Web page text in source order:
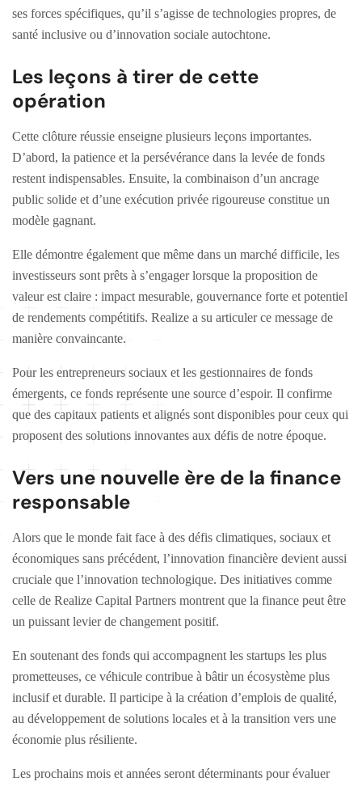
ses forces spécifiques, qu’il s’agisse de technologies propres, de
santé inclusive ou d’innovation sociale autochtone.
Les leçons à tirer de cette
opération
Cette clôture réussie enseigne plusieurs leçons importantes.
D’abord, la patience et la persévérance dans la levée de fonds
restent indispensables. Ensuite, la combinaison d’un ancrage
public solide et d’une exécution privée rigoureuse constitue un
modèle gagnant.
Elle démontre également que même dans un marché difficile, les
investisseurs sont prêts à s’engager lorsque la proposition de
valeur est claire : impact mesurable, gouvernance forte et potentiel
de rendements compétitifs. Realize a su articuler ce message de
manière convaincante.
Pour les entrepreneurs sociaux et les gestionnaires de fonds
émergents, ce fonds représente une source d’espoir. Il confirme
que des capitaux patients et alignés sont disponibles pour ceux qui
proposent des solutions innovantes aux défis de notre époque.
Vers une nouvelle ère de la finance
responsable
Alors que le monde fait face à des défis climatiques, sociaux et
économiques sans précédent, l’innovation financière devient aussi
cruciale que l’innovation technologique. Des initiatives comme
celle de Realize Capital Partners montrent que la finance peut être
un puissant levier de changement positif.
En soutenant des fonds qui accompagnent les startups les plus
prometteuses, ce véhicule contribue à bâtir un écosystème plus
inclusif et durable. Il participe à la création d’emplois de qualité,
au développement de solutions locales et à la transition vers une
économie plus résiliente.
Les prochains mois et années seront déterminants pour évaluer